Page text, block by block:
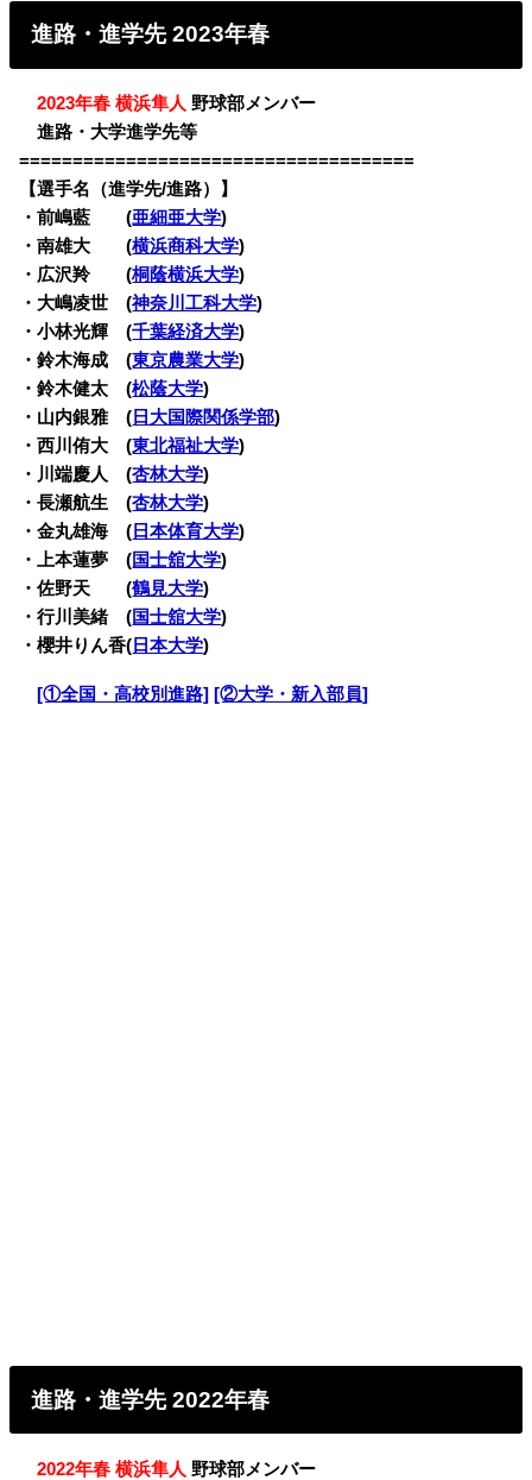
進路・進学先 2023年春
・2023年春 横浜隼人 野球部メンバー
・進路・大学進学先等
=====================================
【選手名（進学先/進路）】
・前嶋藍 (亜細亜大学)
・南雄大 (横浜商科大学)
・広沢羚 (桐蔭横浜大学)
・大嶋凌世 (神奈川工科大学)
・小林光輝 (千葉経済大学)
・鈴木海成 (東京農業大学)
・鈴木健太 (松蔭大学)
・山内銀雅 ( 日大国際関係学部)
・西川侑大 (東北福祉大学)
・川端慶人 (杏林大学)
・長瀬航生 (杏林大学)
・金丸雄海 ( 日本体育大学)
・上本蓮夢 (国士舘大学)
・佐野天 (鶴見大学)
・行川美緒 (国士舘大学)
・櫻井りん香( 日本大学)
・[①全国・高校別進路] [②大学・新入部員]
進路・進学先 2022年春
・2022年春 横浜隼人 野球部メンバー